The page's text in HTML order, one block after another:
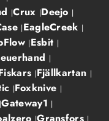
Crux Deejo
EagleCreek
Esbit
Fjällkartan
Foxknive
Gateway1